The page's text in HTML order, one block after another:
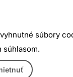
súbory
súhlasom.